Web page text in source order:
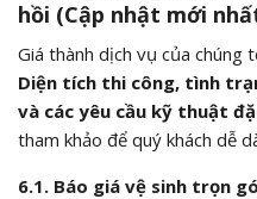
hồi (Cập nhật mới
Giá thành dịch vụ của
Diện tích thi công, tình
và các yêu cầu kỹ thuật
tham khảo để quý khách dễ
6.1. Báo giá vệ sinh trọn